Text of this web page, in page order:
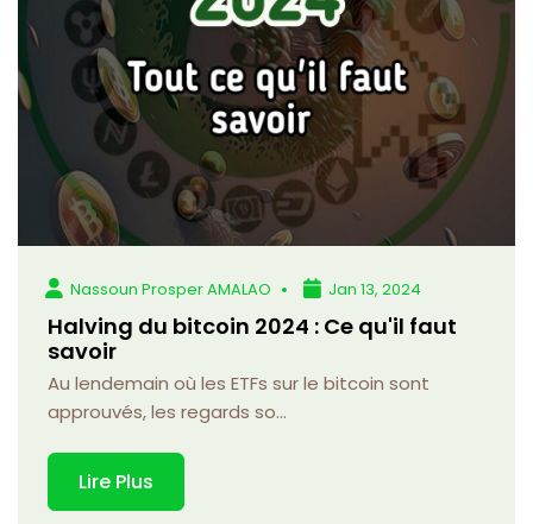
Nassoun Prosper AMALAO Jan 13, 2024
Halving du bitcoin 2024 : Ce qu'il faut
savoir
Au lendemain où les ETFs sur le bitcoin sont
approuvés, les regards so...
Lire Plus